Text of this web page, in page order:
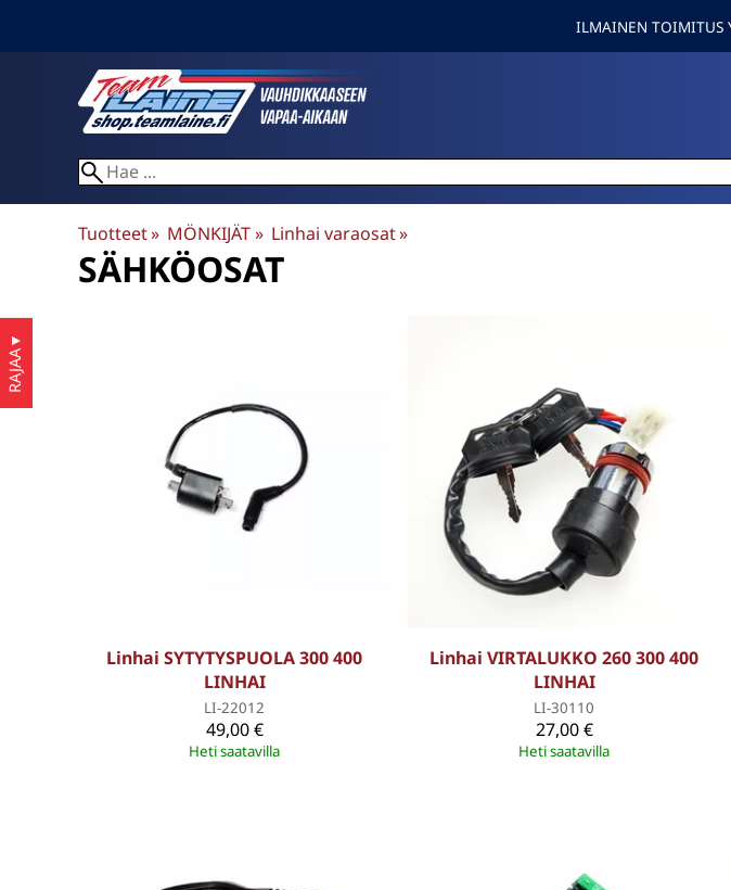
ILMAINEN TOIMITUS
Tuotteet‪» MÖNKIJÄT‪» Linhai varaosat‪»
SÄHKÖOSAT
RAJAA
▼
Linhai SYTYTYSPUOLA 300 400
LINHAI
LI-22012
49,00 €
Heti saatavilla
Linhai VIRTALUKKO 260 300 400
LINHAI
LI-30110
27,00 €
Heti saatavilla